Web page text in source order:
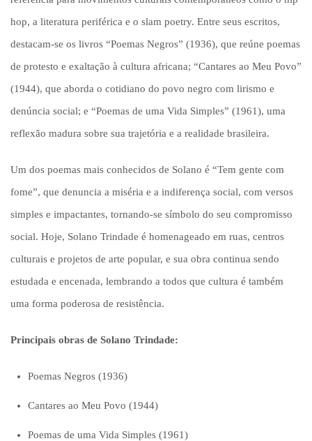
hop, a literatura periférica e o slam poetry. Entre seus escritos,
destacam-se os livros “Poemas Negros” (1936), que reúne poemas
de protesto e exaltação à cultura africana; “Cantares ao Meu Povo”
(1944), que aborda o cotidiano do povo negro com lirismo e
denúncia social; e “Poemas de uma Vida Simples” (1961), uma
reflexão madura sobre sua trajetória e a realidade brasileira.
Um dos poemas mais conhecidos de Solano é “Tem gente com
fome”, que denuncia a miséria e a indiferença social, com versos
simples e impactantes, tornando-se símbolo do seu compromisso
social. Hoje, Solano Trindade é homenageado em ruas, centros
culturais e projetos de arte popular, e sua obra continua sendo
estudada e encenada, lembrando a todos que cultura é também
uma forma poderosa de resistência.
Principais obras de Solano Trindade:
Poemas Negros (1936)
Cantares ao Meu Povo (1944)
Poemas de uma Vida Simples (1961)